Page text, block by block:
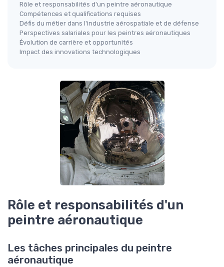
Rôle et responsabilités d'un peintre aéronautique
Compétences et qualifications requises
Défis du métier dans l'industrie aérospatiale et de défense
Perspectives salariales pour les peintres aéronautiques
Évolution de carrière et opportunités
Impact des innovations technologiques
Rôle et responsabilités d'un
peintre aéronautique
Les tâches principales du peintre
aéronautique